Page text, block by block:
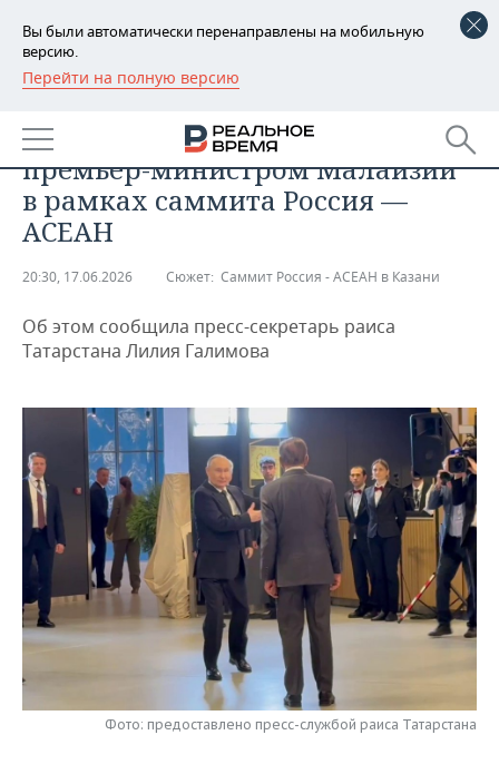
Вы были автоматически перенаправлены на мобильную
версию.
Перейти на полную версию
РЕГИОНЫ
БАШКОРТОСТАН
ТАТАРСТАН
УДМУРТИЯ
НОВОСТИ
АНАЛИТИКА
НОВОСТИ АНАЛИТИКИ
ДЕКЛАРАЦИИ О ДОХОДАХ
КОРОЛИ ГОСЗАКАЗА ПФО
КОМУ ПРИНАДЛЕЖАТ
ТОРГОВЫЕ ЦЕНТРЫ
ТАТАРСТАНА
ЭКОНОМИКА
НОВОСТИ ЭКОНОМИКИ
ФИНАНСЫ
БЮДЖЕТ
ИНВЕСТИЦИИ
ПРОМЫШЛЕННОСТЬ
НОВОСТИ
ПРОМЫШЛЕННОСТИ
АГРОПРОМ
МАШИНОСТРОЕНИЕ
НЕФТЕХИМИЯ
НЕФТЬ
ОПК
НЕДВИЖИМОСТЬ
НОВОСТИ АВТО
БИЗНЕС
НОВОСТИ БИЗНЕСА
РОЗНИЧНАЯ ТОРГОВЛЯ
ТРАНСПОРТ
УСЛУГИ
ТЕХНОЛОГИИ
НОВОСТИ ТЕХНОЛОГИЙ
IT
МЕДИА
ТЕЛЕКОММУНИКАЦИИ
МЕРОПРИЯТИЯ
НОВОСТИ МЕРОПРИЯТИЙ
ВЫЕЗДНАЯ РЕДАКЦИЯ
СПОРТ
НОВОСТИ СПОРТА
ОБЩЕСТВО
НОВОСТИ ОБЩЕСТВА
Путин провел переговоры с
премьер-министром Малайзии
в рамках саммита Россия —
АСЕАН
20:30, 17.06.2026 Сюжет: Саммит Россия - АСЕАН в Казани
Об этом сообщила пресс-секретарь раиса
Татарстана Лилия Галимова
Фото: предоставлено пресс-службой раиса Татарстана